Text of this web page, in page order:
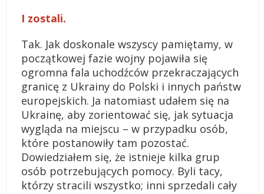
I zostali.
Tak. Jak doskonale wszyscy pamiętamy, w
początkowej fazie wojny pojawiła się
ogromna fala uchodźców przekraczających
granicę z Ukrainy do Polski i innych państw
europejskich. Ja natomiast udałem się na
Ukrainę, aby zorientować się, jak sytuacja
wygląda na miejscu – w przypadku osób,
które postanowiły tam pozostać.
Dowiedziałem się, że istnieje kilka grup
osób potrzebujących pomocy. Byli tacy,
którzy stracili wszystko; inni sprzedali cały